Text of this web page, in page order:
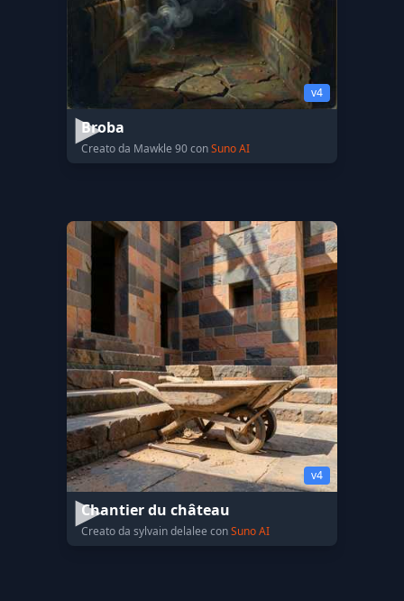
v4
Broba
Creato da Mawkle 90 conSuno AI
v4
Chantier du château
Creato da sylvain delalee conSuno AI